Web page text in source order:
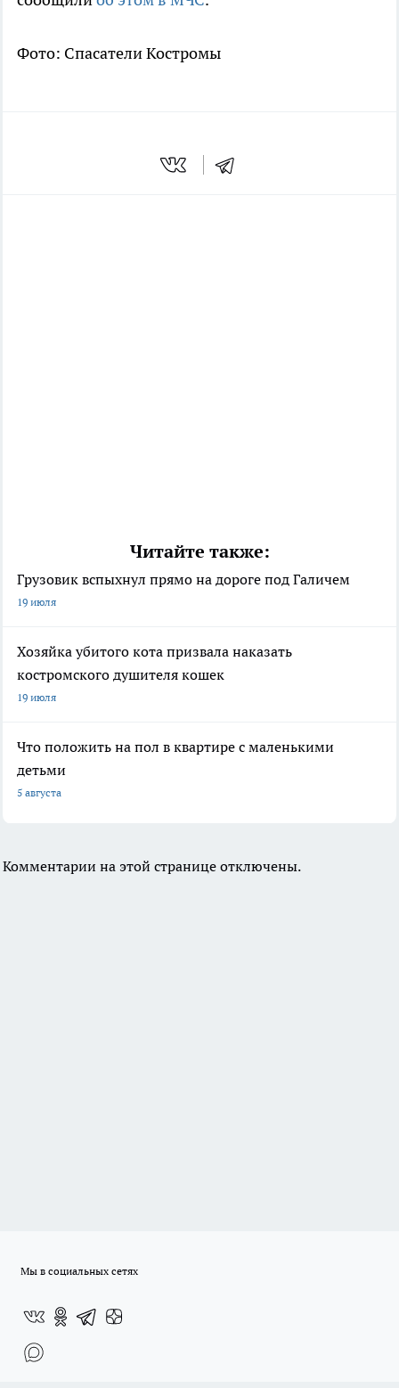
Фото: Спасатели Костромы
Читайте также:
Грузовик вспыхнул прямо на дороге под Галичем
19 июля
Хозяйка убитого кота призвала наказать
костромского душителя кошек
19 июля
Что положить на пол в квартире с маленькими
детьми
5 августа
Комментарии на этой странице отключены.
Мы в социальных сетях